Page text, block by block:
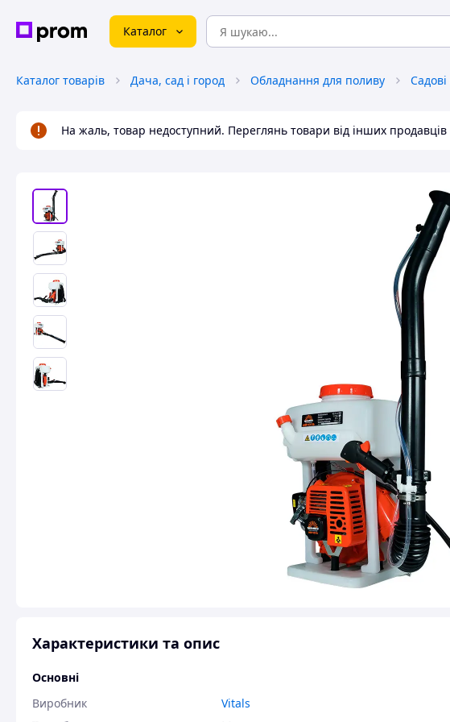
Каталог
Каталог товарів Дача, сад і город Обладнання для поливу
На жаль, товар недоступний. Переглянь товари від інших продавців
Характеристики та опис
Основні
Виробник
Vitals